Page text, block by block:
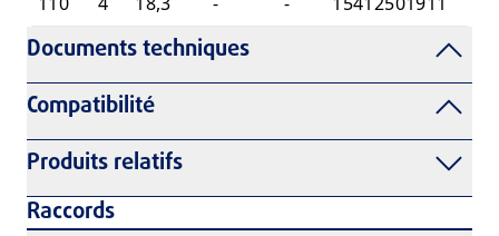
Documents techniques
Compatibilité
Produits relatifs
Raccords